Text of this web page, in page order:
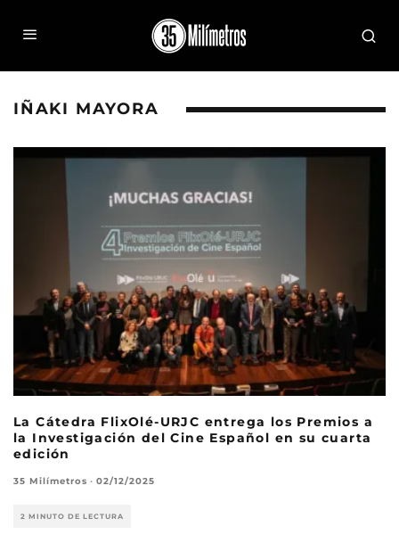
IÑAKI MAYORA
La Cátedra FlixOlé-URJC entrega los Premios a
la Investigación del Cine Español en su cuarta
edición
35 Milímetros · 02/12/2025
2 MINUTO DE LECTURA